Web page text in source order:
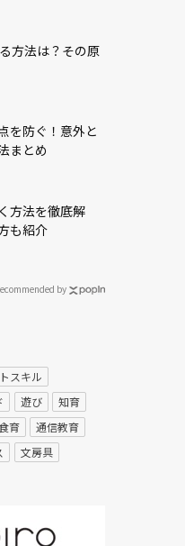
方法は？その原
を防ぐ！意外と
まとめ
方法を徹底解
も紹介
by
スキル
遊び
知育
育
通信教育
文房具